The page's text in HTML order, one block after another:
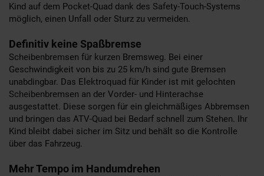
Kind auf dem Pocket-Quad dank des Safety-Touch-Systems
möglich, einen Unfall oder Sturz zu vermeiden.
Definitiv keine Spaßbremse
Scheibenbremsen für kurzen Bremsweg. Bei einer
Geschwindigkeit von bis zu 25 km/h sind gute Bremsen
unabdingbar. Das Elektroquad für Kinder ist mit gelochten
Scheibenbremsen an der Vorder- und Hinterachse
ausgestattet. Diese sorgen für ein gleichmäßiges Abbremsen
und bringen das ATV-Quad bei Bedarf schnell zum Stehen. Ihr
Kind bleibt dabei sicher im Sitz und behält so die Kontrolle
über das Fahrzeug.
Mehr Tempo im Handumdrehen